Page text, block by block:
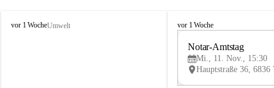
V
vor 1 WocheUmwelt
V
vor 1 Woche
Notar-Amtstag
Mi., 11. Nov., 15:30